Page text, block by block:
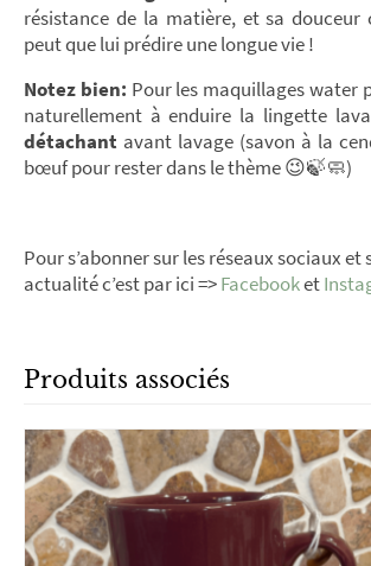
résistance de la matière, et sa douceur
peut que lui prédire une longue vie !
Notez bien: Pour les maquillages water
naturellement à enduire la lingette
détachant avant lavage (savon à la
bœuf pour rester dans le thème 😉🍃🧼)
Pour s’abonner sur les réseaux sociaux et
actualité c’est par ici =>Facebooket
Produits associés